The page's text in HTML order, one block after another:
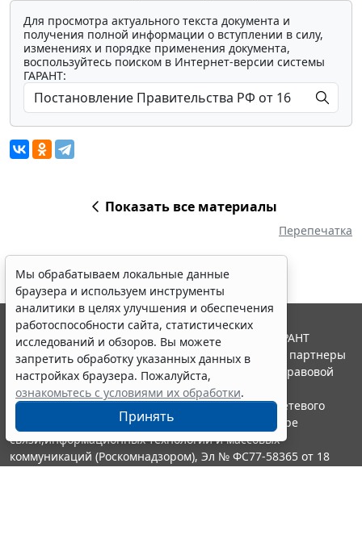
Для просмотра актуального текста документа и
получения полной информации о вступлении в силу,
изменениях и порядке применения документа,
воспользуйтесь поиском в Интернет-версии системы
ГАРАНТ:
Показать все материалы
Перепечатка
Мы обрабатываем локальные данные
браузера и используем инструменты
аналитики в целях улучшения и обеспечения
работоспособности сайта, статистических
исследований и обзоров. Вы можете
запретить обработку указанных данных в
настройках браузера. Пожалуйста,
ознакомьтесь с условиями их обработки.
Принять
© ООО "НПП "ГАРАНТ-СЕРВИС", 2026. Система ГАРАНТ
выпускается с 1990 года. Компания "Гарант" и ее партнеры
являются участниками Российской ассоциации правовой
информации ГАРАНТ.
Портал ГАРАНТ.РУ зарегистрирован в качестве сетевого
издания Федеральной службой по надзору в сфере
связи,информационных технологий и массовых
коммуникаций (Роскомнадзором), Эл № ФС77-58365 от 18